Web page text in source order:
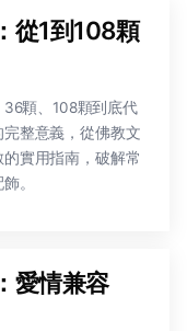
從1到108顆
顆、108顆到底代
整意義，從佛教文
實用指南，破解常
。
愛情兼容